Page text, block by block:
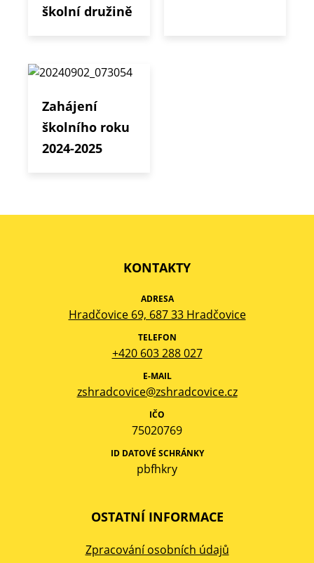
školní družině
Zahájení
školního roku
2024-2025
KONTAKTY
ADRESA
Hradčovice 69, 687 33 Hradčovice
TELEFON
+420 603 288 027
E-MAIL
zshradcovice@zshradcovice.cz
IČO
75020769
ID DATOVÉ SCHRÁNKY
pbfhkry
OSTATNÍ INFORMACE
Zpracování osobních údajů